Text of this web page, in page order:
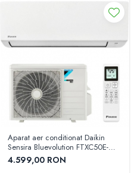
Aparat aer conditionat Daikin
Sensira Bluevolution FTXC50E-
RXC50E Inverter 18000BTU Clasa
A++ Wi-Fi Ready White
4.599,00 RON